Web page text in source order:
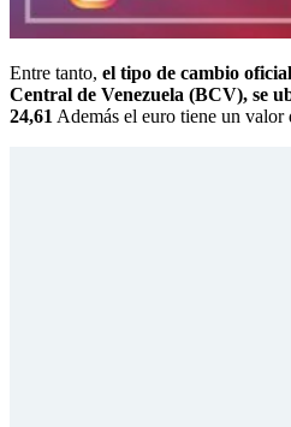
Entre tanto, el tipo de cambio
Central de Venezuela (BCV), se
24,61 Además el euro tiene un valor